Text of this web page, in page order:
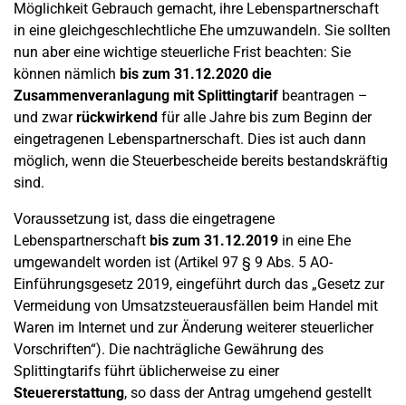
Möglichkeit Gebrauch gemacht, ihre Lebenspartnerschaft
in eine gleichgeschlechtliche Ehe umzuwandeln. Sie sollten
nun aber eine wichtige steuerliche Frist beachten: Sie
können nämlich bis zum 31.12.2020 die
Zusammenveranlagung mit Splittingtarif beantragen –
und zwarrückwirkend für alle Jahre bis zum Beginn der
eingetragenen Lebenspartnerschaft. Dies ist auch dann
möglich, wenn die Steuerbescheide bereits bestandskräftig
sind.
Voraussetzung ist, dass die eingetragene
Lebenspartnerschaft bis zum 31.12.2019 in eine Ehe
umgewandelt worden ist (Artikel 97 § 9 Abs. 5 AO-
Einführungsgesetz 2019, eingeführt durch das „Gesetz zur
Vermeidung von Umsatzsteuerausfällen beim Handel mit
Waren im Internet und zur Änderung weiterer steuerlicher
Vorschriften“). Die nachträgliche Gewährung des
Splittingtarifs führt üblicherweise zu einer
Steuererstattung, so dass der Antrag umgehend gestellt